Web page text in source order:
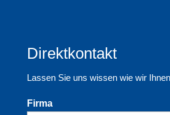
Direktkontakt
Lassen Sie uns wissen wie wir
Firma